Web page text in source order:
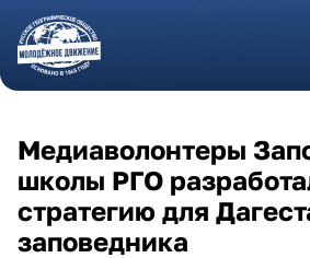
Перейти к основному содержанию
Медиаволонтеры
школы РГО
стратегию для
заповедника